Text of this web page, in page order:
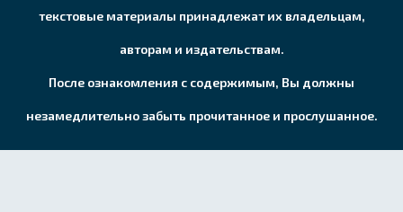
текстовые материалы принадлежат их владельцам,
авторам и издательствам.
После ознакомления с содержимым, Вы должны
незамедлительно забыть прочитанное и прослушанное.